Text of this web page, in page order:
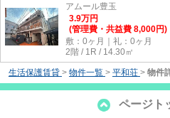
アムール豊玉
3.9万円
(管理費・共益費 8,000円)
敷：0ヶ月｜礼：0ヶ月
2階 / 1R / 14.30㎡
生活保護賃貸 > 物件一覧 > 平和荘 > 物件
ページト